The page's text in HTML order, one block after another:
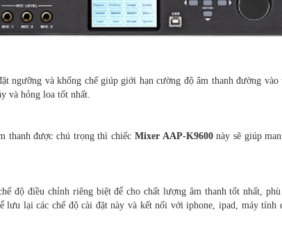
ngưỡng và khống chế giúp giới hạn cường độ âm thanh đường
và hỏng loa tốt nhất.
thanh được chú trọng thì chiếc Mixer AAP-K9600này sẽ giúp
độ điều chỉnh riêng biệt để cho chất lượng âm thanh tốt nhất,
lưu lại các chế độ cài đặt này và kết nối với iphone, ipad, máy tính